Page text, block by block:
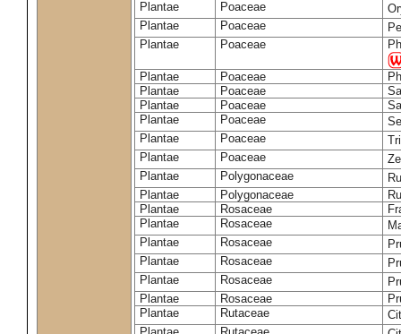
Plantae
Poaceae
Plantae
Poaceae
Plantae
Poaceae
Plantae Poaceae
Plantae
Poaceae
Plantae
Poaceae
Plantae
Poaceae
Plantae
Poaceae
Plantae
Poaceae
Plantae
Polygonaceae
Plantae
Polygonaceae
Plantae
Rosaceae
Plantae
Rosaceae
Plantae
Rosaceae
Plantae
Rosaceae
Plantae
Rosaceae
Plantae
Rosaceae
Plantae
Rutaceae